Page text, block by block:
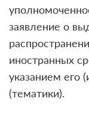
заявление о
иностранных
указанием его
(тематики).